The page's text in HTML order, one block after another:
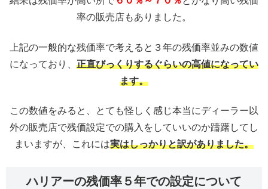
率の販売店もありました。
上記の一般的な残価率で考えると３年の残価率並みの数値
になっており、 正直びっくりするぐらいの高値になってい
ます。
この数値をみると、とても怪しく感じ本当にディーラー以
外の販売店で残価設定での購入をしていいのか躊躇してし
まいますが、これには実はしっかりと訳がありました。
ハリアーの残価率５年での設定について